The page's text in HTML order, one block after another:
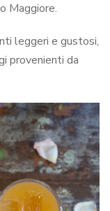
Maggiore.
leggeri e gustosi,
provenienti da